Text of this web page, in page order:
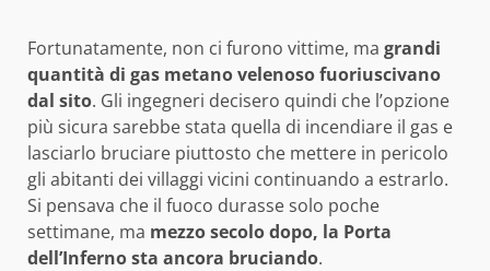
Fortunatamente, non ci furono vittime, ma grandi
quantità di gas metano velenoso fuoriuscivano
dal sito. Gli ingegneri decisero quindi che l’opzione
più sicura sarebbe stata quella di incendiare il gas e
lasciarlo bruciare piuttosto che mettere in pericolo
gli abitanti dei villaggi vicini continuando a estrarlo.
Si pensava che il fuoco durasse solo poche
settimane, ma mezzo secolo dopo, la Porta
dell’Inferno sta ancora bruciando.